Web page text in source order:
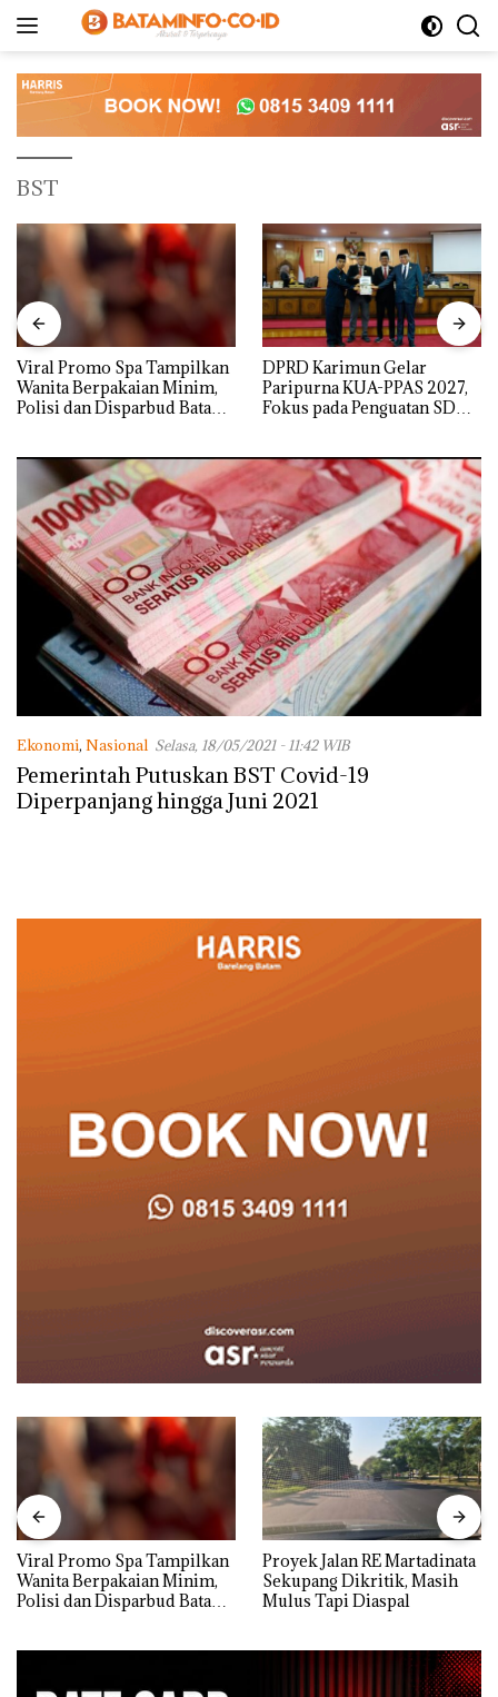
BST
Viral Promo Spa Tampilkan
Wanita Berpakaian Minim,
Polisi dan Disparbud Batam
DPRD Karimun Gelar
Paripurna KUA-PPAS 2027,
Fokus pada Penguatan SDM,
Ekonomi, Nasional Selasa, 18/05/2021 - 11:42 WIB
Pemerintah Putuskan BST Covid-19
Diperpanjang hingga Juni 2021
Viral Promo Spa Tampilkan
Wanita Berpakaian Minim,
Polisi dan Disparbud Batam
Proyek Jalan RE Martadinata
Sekupang Dikritik, Masih
Mulus Tapi Diaspal